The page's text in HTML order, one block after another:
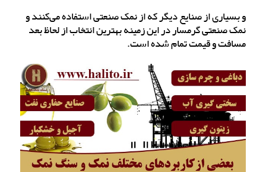
و بسیاری از صنایع دیگر که از نمک صنعتی استفاده می‌کنند و
نمک صنعتی گرمسار در این زمینه بهترین انتخاب از لحاظ بعد
مسافت و قیمت تمام شده است.